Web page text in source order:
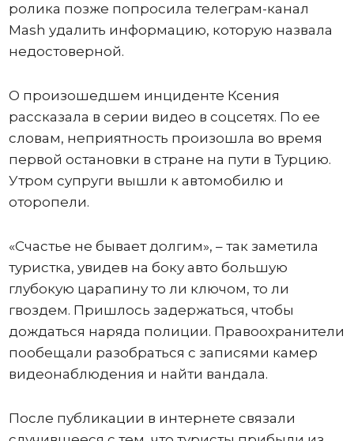
ролика позже попросила телеграм-канал
Mash удалить информацию, которую назвала
недостоверной.
О произошедшем инциденте Ксения
рассказала в серии видео в соцсетях. По ее
словам, неприятность произошла во время
первой остановки в стране на пути в Турцию.
Утром супруги вышли к автомобилю и
оторопели.
«Счастье не бывает долгим», – так заметила
туристка, увидев на боку авто большую
глубокую царапину то ли ключом, то ли
гвоздем. Пришлось задержаться, чтобы
дождаться наряда полиции. Правоохранители
пообещали разобраться с записями камер
видеонаблюдения и найти вандала.
После публикации в интернете связали